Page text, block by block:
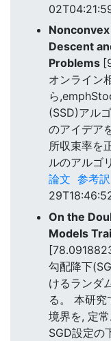
Descent
Problems
オンライン
ら
(SSD)アル
のアイデア
所収束率を
ルのアルゴ
論文 参考
On the
Models
勾配降下
けるランダ
る。 本研究
境界を, 定
SGD設定の